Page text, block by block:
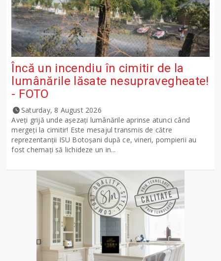
Încă un incendiu în cimitir de la
lumânările lăsate nesupravegheate!
- FOTO
Saturday, 8 August 2026
Aveți grijă unde așezați lumânările aprinse atunci când
mergeți la cimitir! Este mesajul transmis de către
reprezentanții ISU Botoșani după ce, vineri, pompierii au
fost chemați să lichideze un in...